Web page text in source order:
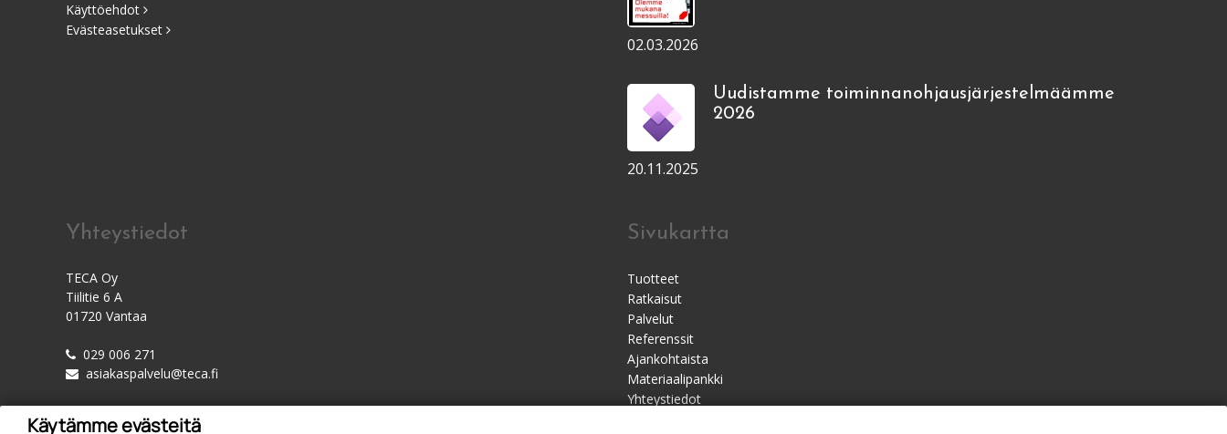
Käyttöehdot
Evästeasetukset
02.03.2026
Uudistamme toiminnanohjausjärjestelmäämme
2026
20.11.2025
Yhteystiedot
TECA Oy
Tiilitie 6 A
01720 Vantaa
029 006 271
asiakaspalvelu@teca.fi
Sivukartta
Tuotteet
Ratkaisut
Palvelut
Referenssit
Ajankohtaista
Materiaalipankki
Yhteystiedot
Käytämme evästeitä